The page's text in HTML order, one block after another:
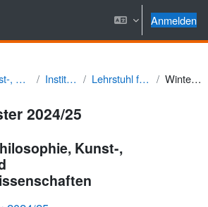
Anmelden
Philosophie, Kunst-, Geschichts- und Gesellschaftswissenschaften Institut für Geschichte Lehrstuhl für Europäische Geschichte Wintersemester 2024/25
2024/25
Kunst-,